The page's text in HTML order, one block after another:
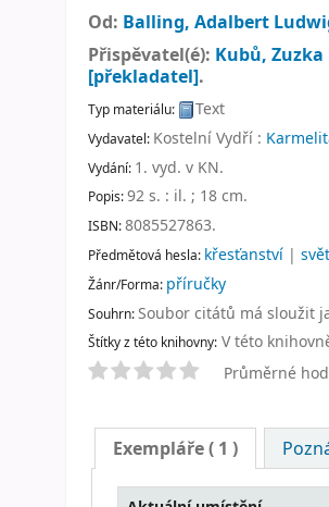
Od: Balling, Adalbert
Přispěvatel(é): Kubů, Zuzka
[překladatel].
Typ materiálu: Text
Vydavatel: Kostelní Vydří :
Vydání: 1. vyd. v KN.
Popis:92 s. : il. ; 18 cm.
ISBN:8085527863.
Předmětová hesla: křesťanství |
Žánr/Forma: příručky
Souhrn:Soubor citátů má sloužit
Štítky z této knihovny: V této
Průměrné
Exempláře( 1 )